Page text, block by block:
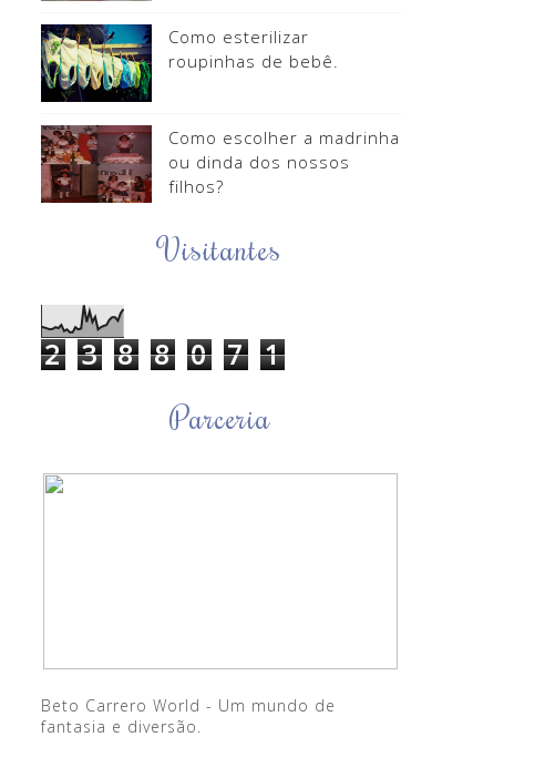
Como esterilizar
roupinhas de bebê.
Como escolher a madrinha
ou dinda dos nossos
filhos?
Visitantes
2 3 8 8 0 7 1
Parceria
Beto Carrero World - Um mundo de
fantasia e diversão.